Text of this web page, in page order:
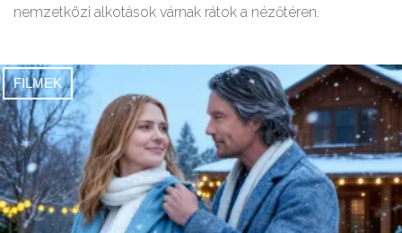
nemzetközi alkotások várnak rátok a nézőtéren.
FILMEK